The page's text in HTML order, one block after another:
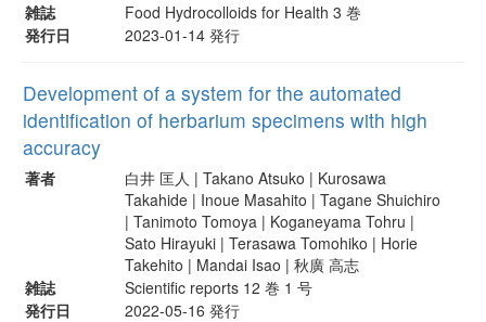
雑誌
Food Hydrocolloids for Health 3 巻
発行日
2023-01-14 発行
Development of a system for the automated
identification of herbarium specimens with high
accuracy
著者
白井 匡人 | Takano Atsuko | Kurosawa
Takahide | Inoue Masahito | Tagane Shuichiro
| Tanimoto Tomoya | Koganeyama Tohru |
Sato Hirayuki | Terasawa Tomohiko | Horie
Takehito | Mandai Isao | 秋廣 高志
雑誌
Scientific reports 12 巻 1 号
発行日
2022-05-16 発行